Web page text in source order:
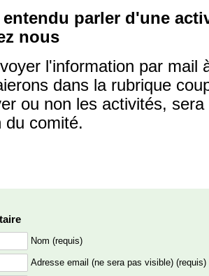
entendu parler d'une
nous
l'information par mail
dans la rubrique
ou non les activités,
du comité.
Nom (requis)
Adresse email (ne sera pas visible) (requis)